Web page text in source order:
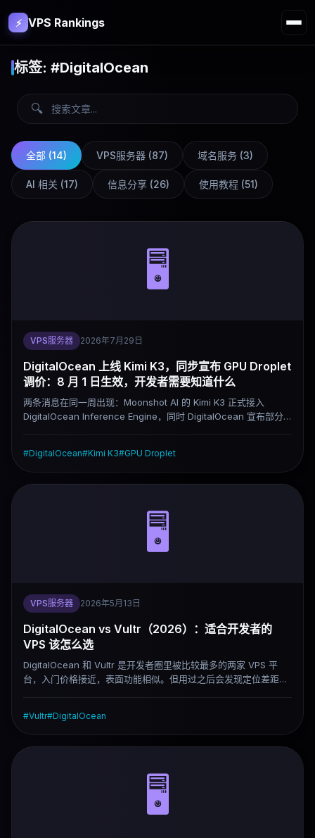
⚡ VPS Rankings
标签: #DigitalOcean
🔍
全部 (14) VPS服务器 (87) 域名服务 (3)
AI 相关 (17) 信息分享 (26) 使用教程 (51)
🖥️
VPS服务器 2026年7月29日
DigitalOcean 上线 Kimi K3，同步宣布 GPU Droplet
调价：8 月 1 日生效，开发者需要知道什么
两条消息在同一周出现：Moonshot AI 的 Kimi K3 正式接入
DigitalOcean Inference Engine，同时 DigitalOcean 宣布部分
AI 工作负载的团队来说，两件事都值得认真看一下。
#DigitalOcean#Kimi K3#GPU Droplet
🖥️
VPS服务器 2026年5月13日
DigitalOcean vs Vultr（2026）：适合开发者的
VPS 该怎么选
DigitalOcean 和 Vultr 是开发者圈里被比较最多的两家 VPS 平
台，入门价格接近，表面功能相似。但用过之后会发现定位差距很
断 2026 年该怎么选。
#Vultr#DigitalOcean
🖥️